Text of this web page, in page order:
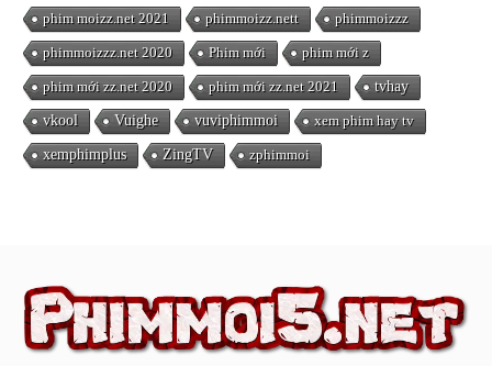
phim moizz.net 2021 phimmoizz.nett phimmoizzz
phimmoizzz.net 2020 Phim mới phim mới z
phim mới zz.net 2020 phim mới zz.net 2021 tvhay
vkool Vuighe vuviphimmoi xem phim hay tv
xemphimplus ZingTV zphimmoi